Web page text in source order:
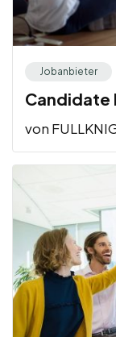
Jobanbieter
Candidate
von